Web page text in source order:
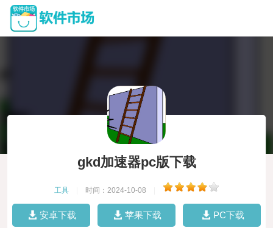
gkd加速器pc版下载
工具 时间：2024-10-08
安卓下载 苹果下载 PC下载